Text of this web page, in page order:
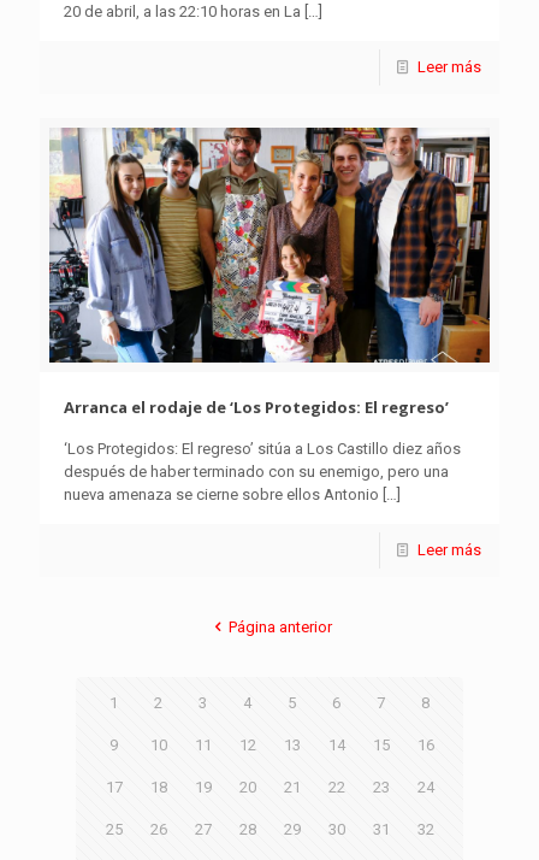
20 de abril, a las 22:10 horas en La […]
Leer más
Arranca el rodaje de ‘Los Protegidos: El regreso’
‘Los Protegidos: El regreso’ sitúa a Los Castillo diez años
después de haber terminado con su enemigo, pero una
nueva amenaza se cierne sobre ellos Antonio
Leer más
Página anterior
1 2 3 4 5 6 7 8
9 10 11 12 13 14 15 16
17 18 19 20 21 22 23 24
25 26 27 28 29 30 31 32